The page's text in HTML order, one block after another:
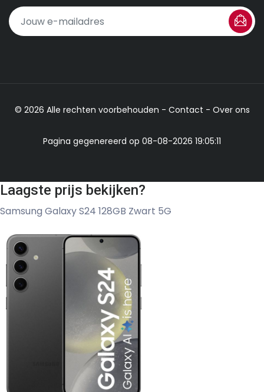
© 2026 Alle rechten voorbehouden - Contact - Over ons
Pagina gegenereerd op 08-08-2026 19:05:11
Laagste prijs bekijken?
Samsung Galaxy S24 128GB Zwart 5G